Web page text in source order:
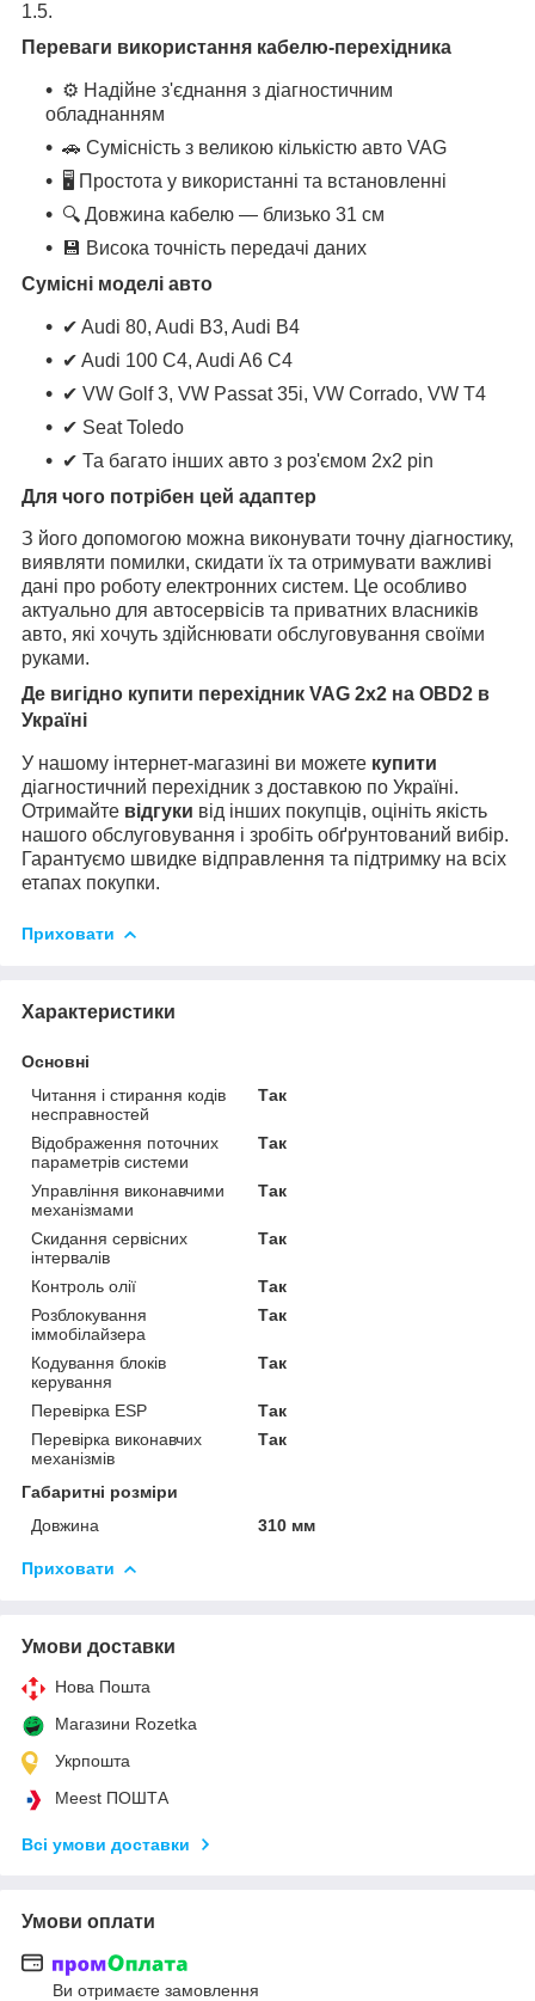
1.5.
Переваги використання кабелю-перехідника
⚙ Надійне з'єднання з діагностичним
обладнанням
🚗 Сумісність з великою кількістю авто VAG
🖥 Простота у використанні та встановленні
🔍 Довжина кабелю — близько 31 см
💾 Висока точність передачі даних
Сумісні моделі авто
✔ Audi 80, Audi B3, Audi B4
✔ Audi 100 C4, Audi A6 C4
✔ VW Golf 3, VW Passat 35i, VW Corrado, VW T4
✔ Seat Toledo
✔ Та багато інших авто з роз'ємом 2x2 pin
Для чого потрібен цей адаптер
З його допомогою можна виконувати точну діагностику,
виявляти помилки, скидати їх та отримувати важливі
дані про роботу електронних систем. Це особливо
актуально для автосервісів та приватних власників
авто, які хочуть здійснювати обслуговування своїми
руками.
Де вигідно купити перехідник VAG 2x2 на OBD2 в
Україні
У нашому інтернет-магазині ви можете купити
діагностичний перехідник з доставкою по Україні.
Отримайте відгуки від інших покупців, оцініть якість
нашого обслуговування і зробіть обґрунтований вибір.
Гарантуємо швидке відправлення та підтримку на всіх
етапах покупки.
Приховати
Характеристики
Основні
Читання і стирання кодів
несправностей
Так
Відображення поточних
параметрів системи
Так
Управління виконавчими
механізмами
Так
Скидання сервісних
інтервалів
Так
Контроль олії
Так
Розблокування
іммобілайзера
Так
Кодування блоків
керування
Так
Перевірка ESP
Так
Перевірка виконавчих
механізмів
Так
Габаритні розміри
Довжина
310 мм
Приховати
Умови доставки
Нова Пошта
Магазини Rozetka
Укрпошта
Meest ПОШТА
Всі умови доставки
Умови оплати
Ви отримаєте замовлення